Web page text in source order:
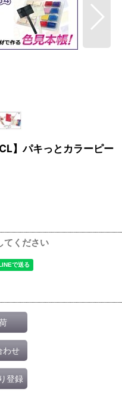
】パキっとカラーピー
てください
わせ
登録